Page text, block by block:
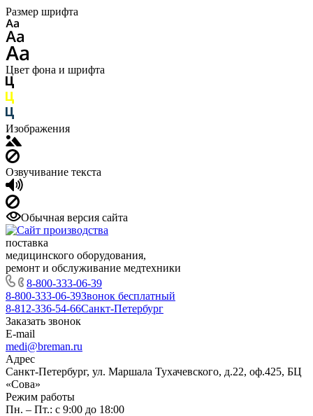
Размер шрифта
Цвет фона и шрифта
Изображения
Озвучивание текста
Обычная версия сайта
поставка
медицинского оборудования,
ремонт и обслуживание медтехники
8-800-333-06-39
8-800-333-06-39Звонок бесплатный
8-812-336-54-66Санкт-Петербург
Заказать звонок
E-mail
medi@breman.ru
Адрес
Санкт-Петербург, ул. Маршала Тухачевского, д.22, оф.425, БЦ
«Сова»
Режим работы
Пн. – Пт.: с 9:00 до 18:00